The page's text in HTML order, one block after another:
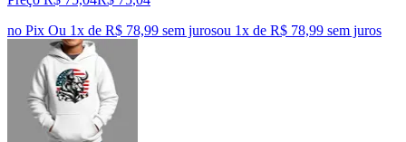
no Pix Ou 1x de R$ 78,99 sem jurosou 1x de R$ 78,99 sem juros